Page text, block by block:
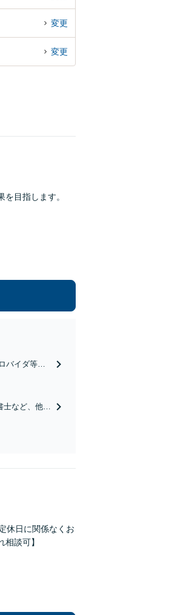
変更
変更
目指します。
バイダ等か
など、他士
休日に関係なくお
談可】